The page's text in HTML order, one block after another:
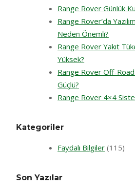
Range Rover Günlük
Range Rover’da
Neden Önemli?
Range Rover Yakıt
Yüksek?
Range Rover Off-
Güçlü?
Range Rover 4×4
Kategoriler
Faydalı Bilgiler (115)
Son Yazılar